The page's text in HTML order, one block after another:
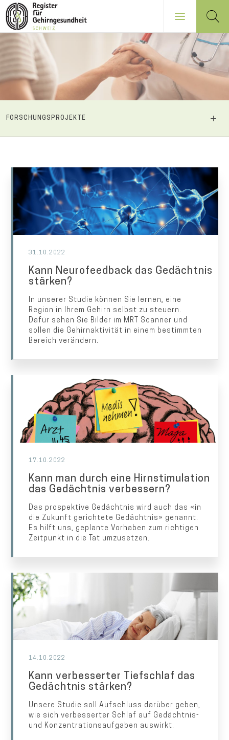
Direkt
zum
Inhalt
PRINCIPALE
FORSCHUNGSPROJEKTE
31.10.2022
Kann Neurofeedback das Gedächtnis
stärken?
In unserer Studie können Sie lernen, eine
Region in Ihrem Gehirn selbst zu steuern.
Dafür sehen Sie Bilder im MRT Scanner und
sollen die Gehirnaktivität in einem bestimmten
Bereich verändern.
17.10.2022
Kann man durch eine Hirnstimulation
das Gedächtnis verbessern?
Das prospektive Gedächtnis wird auch das «in
die Zukunft gerichtete Gedächtnis» genannt.
Es hilft uns, geplante Vorhaben zum richtigen
Zeitpunkt in die Tat umzusetzen.
14.10.2022
Kann verbesserter Tiefschlaf das
Gedächtnis stärken?
Unsere Studie soll Aufschluss darüber geben,
wie sich verbesserter Schlaf auf Gedächtnis-
und Konzentrationsaufgaben auswirkt.